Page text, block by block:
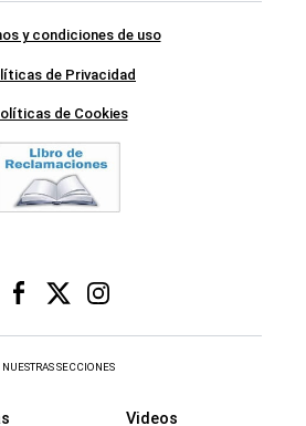
y condiciones de uso
de Privacidad
de Cookies
NUESTRAS SECCIONES
Videos